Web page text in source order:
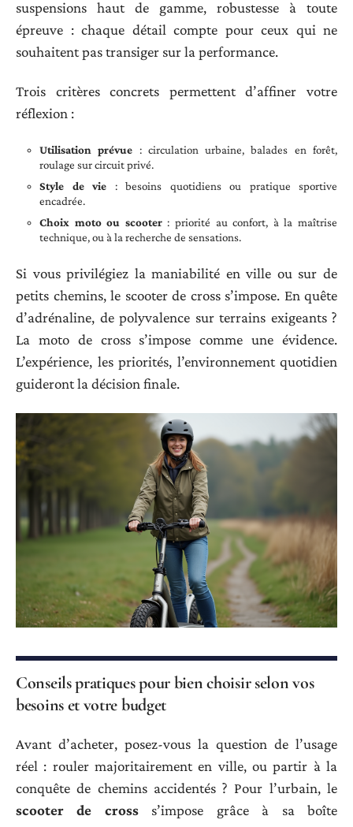
suspensions haut de gamme, robustesse à toute
épreuve : chaque détail compte pour ceux qui ne
souhaitent pas transiger sur la performance.
Trois critères concrets permettent d’affiner votre
réflexion :
Utilisation prévue : circulation urbaine, balades en forêt,
roulage sur circuit privé.
Style de vie : besoins quotidiens ou pratique sportive
encadrée.
Choix moto ou scooter: priorité au confort, à la maîtrise
technique, ou à la recherche de sensations.
Si vous privilégiez la maniabilité en ville ou sur de
petits chemins, le scooter de cross s’impose. En quête
d’adrénaline, de polyvalence sur terrains exigeants ?
La moto de cross s’impose comme une évidence.
L’expérience, les priorités, l’environnement quotidien
guideront la décision finale.
Conseils pratiques pour bien choisir selon vos
besoins et votre budget
Avant d’acheter, posez-vous la question de l’usage
réel : rouler majoritairement en ville, ou partir à la
conquête de chemins accidentés ? Pour l’urbain, le
scooter de crosss’impose grâce à sa boîte